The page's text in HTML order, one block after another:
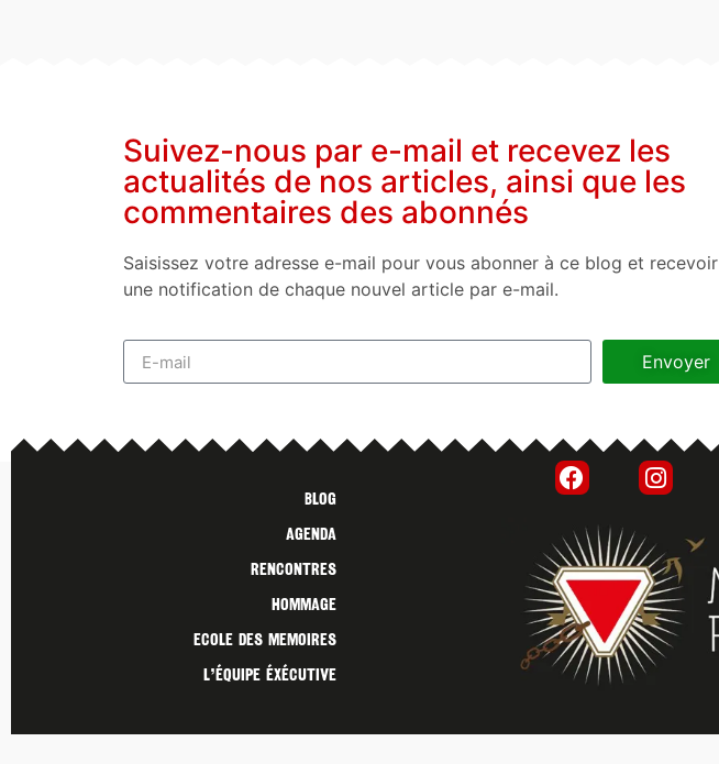
Suivez-nous par e-mail et recevez les
actualités de nos articles, ainsi que les
commentaires des abonnés
Saisissez votre adresse e-mail pour vous abonner à ce blog et recevoir
une notification de chaque nouvel article par e-mail.
Envoyer
Blog
Agenda
Rencontres
Hommage
Ecole des Memoires
L’ÉQUIPE ÉXÉCUTIVE